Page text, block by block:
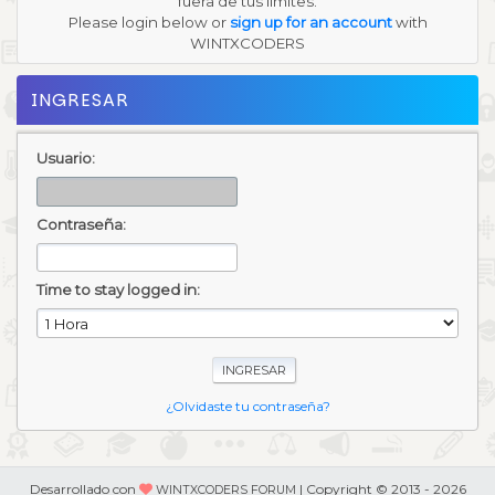
Please login below or sign up for an accountwith
WINTXCODERS
INGRESAR
Usuario:
Contraseña:
Time to stay logged in:
¿Olvidaste tu contraseña?
Desarrollado con WINTXCODERS FORUM | Copyright © 2013 - 2026